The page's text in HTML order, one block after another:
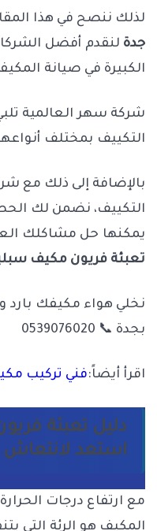
لذلك ننصح في هذا
جدة لنقدم أفضل
الكبيرة في صيانة
شركة سهر العالمية
التكييف بمختلف
بالإضافة إلى ذلك مع
التكييف، نضمن لك
يمكنها حل مشاكلك
تعبئة فريون مكيف
نخلي هواء مكيفك
بجدة 📞 0539076020
اقرأ أيضاً:فني تركيب
دليل تعبئة
استعد
مع ارتفاع درجات
المكيف هو الرئة التي